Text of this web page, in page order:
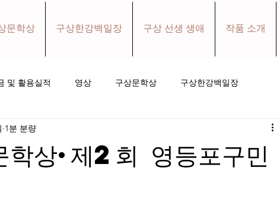
문학상 구상한강백일장 구상 선생 생애 작품 소개
및 활용실적 영상 구상문학상 구상한강백일장
식지
상·제2회 영등포구민
1분 분량